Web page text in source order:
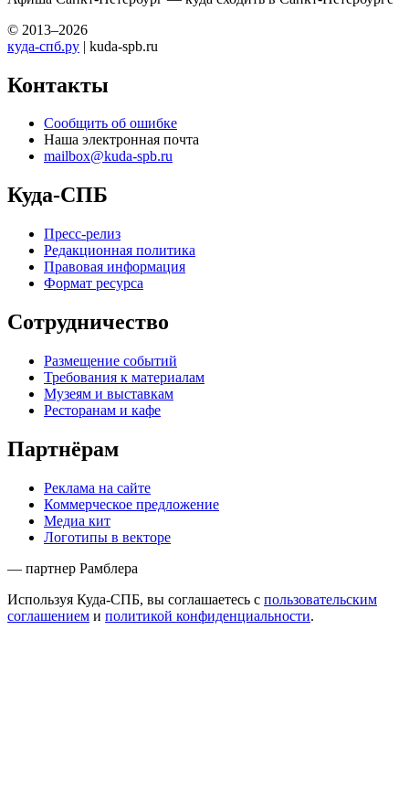
© 2013–2026
куда-спб.ру | kuda-spb.ru
Контакты
Сообщить об ошибке
Наша электронная почта
mailbox@kuda-spb.ru
Куда-СПБ
Пресс-релиз
Редакционная политика
Правовая информация
Формат ресурса
Сотрудничество
Размещение событий
Требования к материалам
Музеям и выставкам
Ресторанам и кафе
Партнёрам
Реклама на сайте
Коммерческое предложение
Медиа кит
Логотипы в векторе
— партнер Рамблера
Используя Куда-СПБ, вы соглашаетесь с пользовательским
соглашением и политикой конфиденциальности.